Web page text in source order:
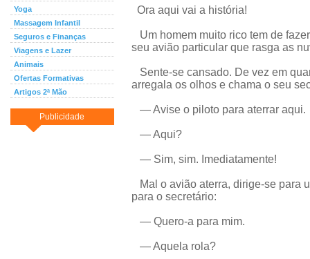
Yoga
Massagem Infantil
Seguros e Finanças
Viagens e Lazer
Animais
Ofertas Formativas
Artigos 2ª Mão
Publicidade
Ora aqui vai a história!
Um homem muito rico tem de
seu avião particular que rasga as
Sente-se cansado. De vez em
arregala os olhos e chama o seu
— Avise o piloto para aterrar aqui.
— Aqui?
— Sim, sim. Imediatamente!
Mal o avião aterra, dirige-se para
para o secretário:
— Quero-a para mim.
— Aquela rola?